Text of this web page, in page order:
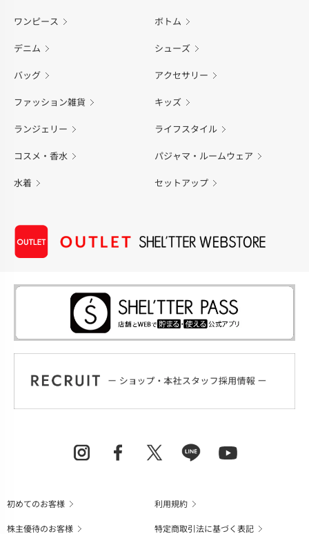
ワンピース ボトム
デニム シューズ
バッグ アクセサリー
ファッション雑貨 キッズ
ランジェリー ライフスタイル
コスメ・香水 パジャマ・ルームウェア
水着 セットアップ
初めてのお客様
利用規約
株主優待のお客様
特定商取引法に基づく表記